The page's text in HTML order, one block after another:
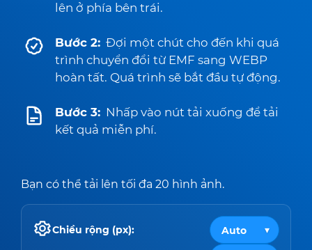
lên ở phía bên trái.
Bước 2: Đợi một chút cho đến khi quá
trình chuyển đổi từ EMF sang WEBP
hoàn tất. Quá trình sẽ bắt đầu tự động.
Bước 3: Nhấp vào nút tải xuống để tải
kết quả miễn phí.
Bạn có thể tải lên tối đa 20 hình ảnh.
Chiều rộng (px):